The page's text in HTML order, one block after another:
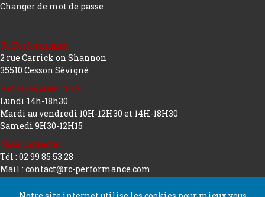
Changer de mot de passe
Rc Performance
2 rue Carrick on Shannon
35510 Cesson Sévigné
Horaires ouverture :
Lundi 14h-18h30
Mardi au vendredi 10H-12H30 et 14H-18H30
Samedi 9H30-12H15
Nous contacter
Tél : 02 99 85 53 28
Mail : contact@rc-performance.com